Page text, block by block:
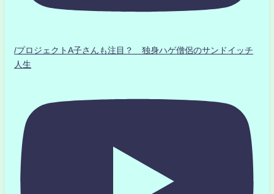
/プロジェクトA子さんも注目？ 独身ハゲ僧侶のサンドイッチ
人生